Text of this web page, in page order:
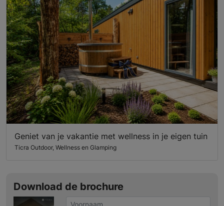
Geniet van je vakantie met wellness in je eigen tuin
Ticra Outdoor, Wellness en Glamping
Download de brochure